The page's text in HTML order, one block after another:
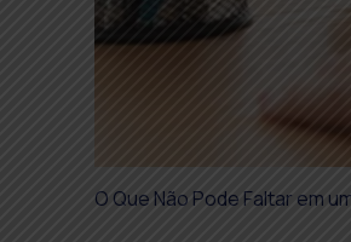
O Que Não Pode Faltar em